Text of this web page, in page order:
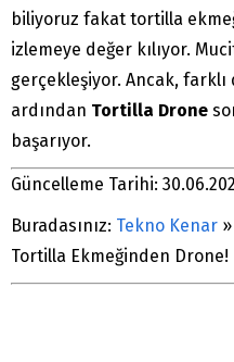
biliyoruz fakat tortilla
izlemeye değer kılıyor.
gerçekleşiyor. Ancak,
ardından Tortilla Drone
başarıyor.
Güncelleme Tarihi:
Buradasınız: Tekno Kenar »
Tortilla Ekmeğinden Drone!